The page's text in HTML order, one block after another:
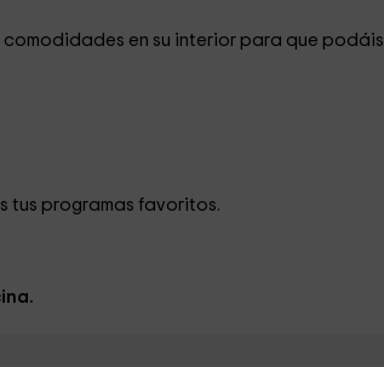
en su interior para que podáis
tus programas favoritos.